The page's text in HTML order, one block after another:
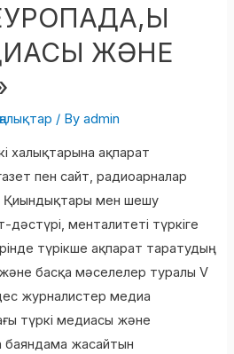
ЖӘНЕ
/ Byadmin
халықтарына ақпарат
пен сайт, радиоарналар
Қиындықтары мен шешу
менталитеті түркіге
түрікше ақпарат таратудың
басқа мәселелер туралы V
журналистер медиа
түркі медиасы және
баяндама жасайтын